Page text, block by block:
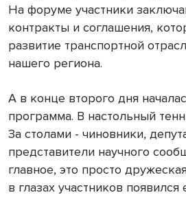
На форуме участники
контракты и соглашения,
развитие транспортной
нашего региона.
А в конце второго дня
программа. В настольный
За столами - чиновники,
представители научного
главное, это просто
в глазах участников